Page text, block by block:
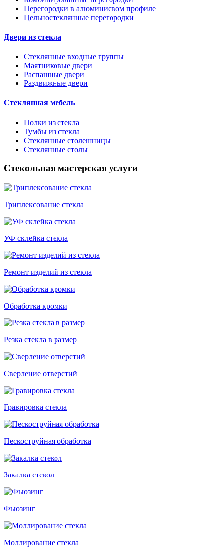
Перегородки в алюминиевом профиле
Цельностеклянные перегородки
Двери из стекла
Стеклянные входные группы
Маятниковые двери
Распашные двери
Раздвижные двери
Стеклянная мебель
Полки из стекла
Тумбы из стекла
Стеклянные столешницы
Стеклянные столы
Стекольная мастерская услуги
Триплексование стекла
УФ склейка стекла
Ремонт изделий из стекла
Обработка кромки
Резка стекла в размер
Сверление отверстий
Гравировка стекла
Пескоструйная обработка
Закалка стекол
Фьюзинг
Моллирование стекла